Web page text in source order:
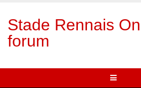
Stade Rennais
forum